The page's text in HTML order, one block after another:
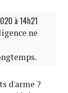
à 14h21
ne
d'arme ?